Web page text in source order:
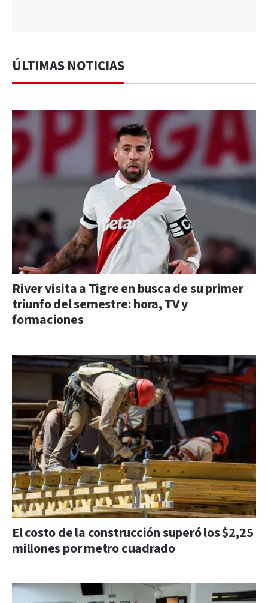
ÚLTIMAS NOTICIAS
River visita a Tigre en busca de su primer
triunfo del semestre: hora, TV y
formaciones
El costo de la construcción superó los $2,25
millones por metro cuadrado